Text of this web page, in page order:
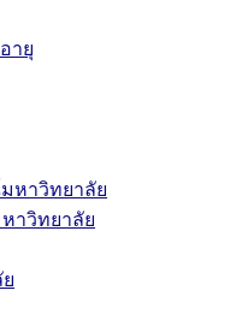
ายุ
หาวิทยาลัย
าวิทยาลัย